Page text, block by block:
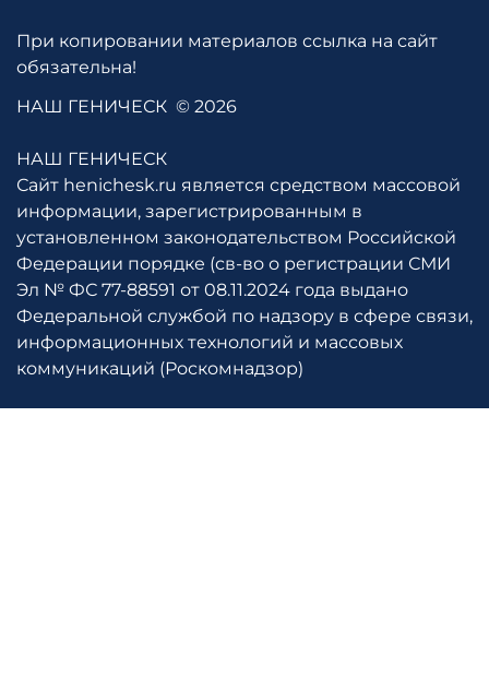
При копировании материалов ссылка на сайт
обязательна!
НАШ ГЕНИЧЕСК © 2026
НАШ ГЕНИЧЕСК
Сайт henichesk.ru является средством массовой
информации, зарегистрированным в
установленном законодательством Российской
Федерации порядке (св-во о регистрации СМИ
Эл № ФС 77-88591 от 08.11.2024 года выдано
Федеральной службой по надзору в сфере связи,
информационных технологий и массовых
коммуникаций (Роскомнадзор)